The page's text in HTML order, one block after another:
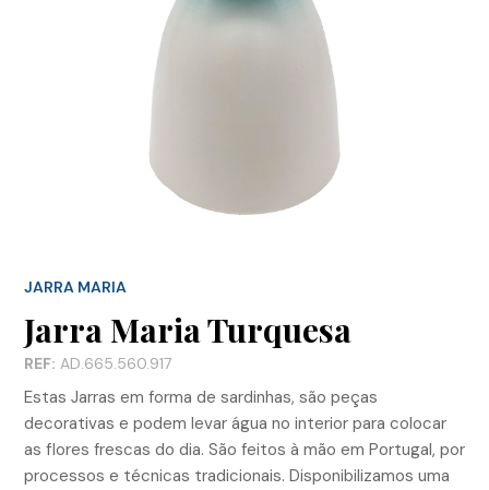
JARRA MARIA
Jarra Maria Turquesa
REF: AD.665.560.917
Estas Jarras em forma de sardinhas, são peças
decorativas e podem levar água no interior para colocar
as flores frescas do dia. São feitos à mão em Portugal, por
processos e técnicas tradicionais. Disponibilizamos uma